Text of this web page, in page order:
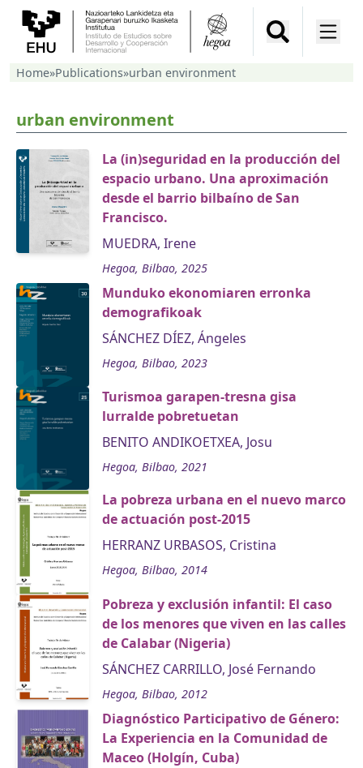
Home»Publications»urban environment
urban environment
La (in)seguridad en la producción del
espacio urbano. Una aproximación
desde el barrio bilbaíno de San
Francisco.
MUEDRA, Irene
Hegoa, Bilbao, 2025
Munduko ekonomiaren erronka
demografikoak
SÁNCHEZ DÍEZ, Ángeles
Hegoa, Bilbao, 2023
Turismoa garapen-tresna gisa
lurralde pobretuetan
BENITO ANDIKOETXEA, Josu
Hegoa, Bilbao, 2021
La pobreza urbana en el nuevo marco
de actuación post-­2015
HERRANZ URBASOS, Cristina
Hegoa, Bilbao, 2014
Pobreza y exclusión infantil: El caso
de los menores que viven en las calles
de Calabar (Nigeria)
SÁNCHEZ CARRILLO, José Fernando
Hegoa, Bilbao, 2012
Diagnóstico Participativo de Género:
La Experiencia en la Comunidad de
Maceo (Holgín, Cuba)